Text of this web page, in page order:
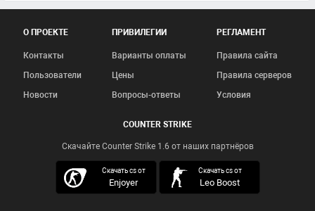
О ПРОЕКТЕ
Контакты
Пользователи
Новости
ПРИВИЛЕГИИ
Варианты оплаты
Цены
Вопросы-ответы
РЕГЛАМЕНТ
Правила сайта
Правила серверов
Условия
COUNTER STRIKE
Скачайте Counter Strike 1.6 от наших партнёров
Скачать cs от
Enjoyer
скачать кс 1.6
Скачать cs от
Leo Boost